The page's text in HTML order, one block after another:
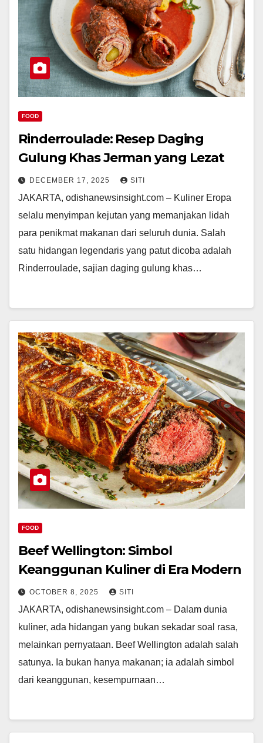
FOOD
Rinderroulade: Resep Daging
Gulung Khas Jerman yang Lezat
DECEMBER 17, 2025 SITI
JAKARTA, odishanewsinsight.com – Kuliner Eropa
selalu menyimpan kejutan yang memanjakan lidah
para penikmat makanan dari seluruh dunia. Salah
satu hidangan legendaris yang patut dicoba adalah
Rinderroulade, sajian daging gulung khas…
FOOD
Beef Wellington: Simbol
Keanggunan Kuliner di Era Modern
OCTOBER 8, 2025 SITI
JAKARTA, odishanewsinsight.com – Dalam dunia
kuliner, ada hidangan yang bukan sekadar soal rasa,
melainkan pernyataan. Beef Wellington adalah salah
satunya. Ia bukan hanya makanan; ia adalah simbol
dari keanggunan, kesempurnaan…